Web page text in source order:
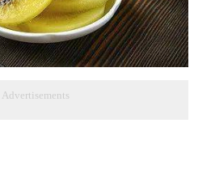
Advertisements